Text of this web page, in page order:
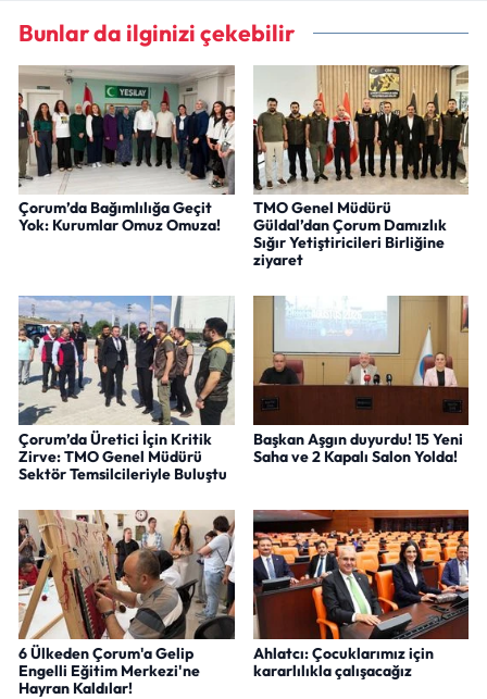
Bunlar da ilginizi çekebilir
Çorum’da Bağımlılığa Geçit
Yok: Kurumlar Omuz Omuza!
TMO Genel Müdürü
Güldal’dan Çorum Damızlık
Sığır Yetiştiricileri Birliğine
ziyaret
Çorum’da Üretici İçin Kritik
Zirve: TMO Genel Müdürü
Sektör Temsilcileriyle Buluştu
Başkan Aşgın duyurdu! 15 Yeni
Saha ve 2 Kapalı Salon Yolda!
6 Ülkeden Çorum'a Gelip
Engelli Eğitim Merkezi'ne
Hayran Kaldılar!
Ahlatcı: Çocuklarımız için
kararlılıkla çalışacağız